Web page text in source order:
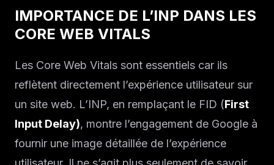
IMPORTANCE DE L’INP DANS LES
CORE WEB VITALS
Les Core Web Vitals sont essentiels car ils
reflètent directement l’expérience utilisateur sur
un site web. L’INP, en remplaçant le FID (First
Input Delay), montre l’engagement de Google à
fournir une image détaillée de l’expérience